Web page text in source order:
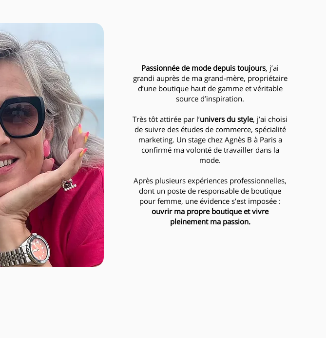
Passionnée de mode depuis toujours, j’ai
grandi auprès de ma grand-mère, propriétaire
d’une boutique haut de gamme et véritable
source d’inspiration.
Très tôt attirée par l’univers du style, j’ai choisi
de suivre des études de commerce, spécialité
marketing. Un stage chez Agnès B à Paris a
confirmé ma volonté de travailler dans la
mode.
Après plusieurs expériences professionnelles,
dont un poste de responsable de boutique
pour femme, une évidence s’est imposée :
ouvrir ma propre boutique et vivre
pleinement ma passion.